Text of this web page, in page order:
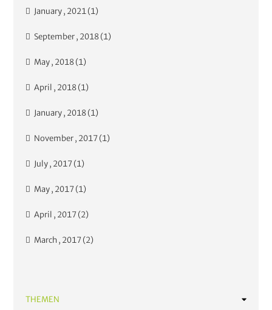
January , 2021 (1)
September , 2018 (1)
May , 2018 (1)
April , 2018 (1)
January , 2018 (1)
November , 2017 (1)
July , 2017 (1)
May , 2017 (1)
April , 2017 (2)
March , 2017 (2)
THEMEN